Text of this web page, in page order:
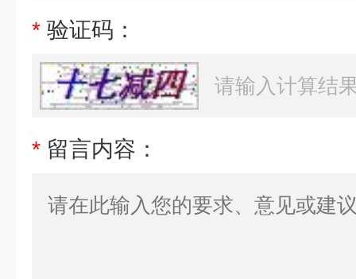
* 验证码：
* 留言内容：